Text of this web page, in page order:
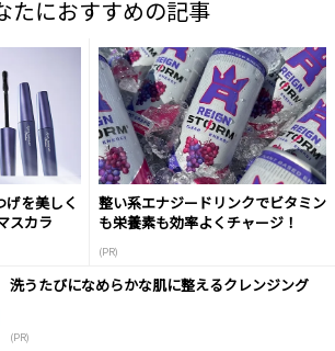
たにおすすめの記事
を美しく
スカラ
整い系エナジードリンクでビタミン
も栄養素も効率よくチャージ！
(PR)
洗うたびになめらかな肌に整えるクレンジング
(PR)